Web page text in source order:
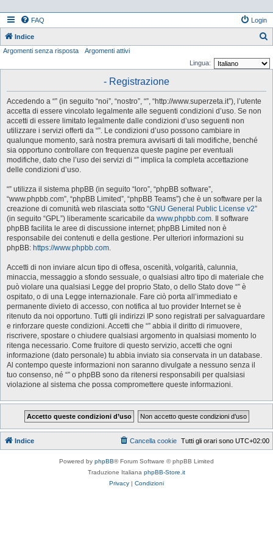
FAQ Login
Indice
Argomenti senza risposta
Argomenti attivi
Lingua:
- Registrazione
Accedendo a “” (in seguito “noi”, “nostro”, “”, “http://www.superzeta.it”), l’utente
accetta di essere vincolato legalmente alle seguenti condizioni d’uso. Se non
accetti di essere limitato legalmente dalle condizioni d’uso seguenti non
utilizzare i servizi offerti da “”. Le condizioni d’uso possono cambiare in
qualunque momento, sarà nostra premura avvisarti di tali modifiche, benché
sia opportuno controllare con frequenza queste pagine per eventuali
modifiche, dato che l’uso dei servizi di “” implica la completa accettazione
delle condizioni d’uso.
“” utilizza il sistema phpBB (in seguito “loro”, “phpBB software”,
“www.phpbb.com”, “phpBB Limited”, “phpBB Teams”) che è un software per la
creazione di comunità web rilasciata sotto “GNU General Public License v2”
(in seguito “GPL”) liberamente scaricabile da www.phpbb.com. Il software
phpBB facilita le aree di discussione internet; phpBB Limited non è
responsabile dei contenuti e della gestione. Per ulteriori informazioni su
phpBB: https://www.phpbb.com.
Accetti di non inviare alcun tipo di offesa, oscenità, volgarità, calunnia,
minaccia, messaggio a sfondo sessuale, o qualsiasi altro tipo di materiale che
può violare una qualsiasi Legge del proprio Stato, o dello Stato dove “” è
ospitato, o di una Legge internazionale. Fare ciò porta all’immediato e
permanente divieto di accesso, con notifica al tuo provider Internet se è
ritenuto da noi opportuno. Tutti gli indirizzi IP sono registrati per salvaguardare
e rinforzare queste condizioni. Accetti che “” abbia il diritto di rimuovere,
riscrivere, spostare o chiudere qualsiasi argomento in qualsiasi momento lo
ritenga necessario. Come fruitore di questo servizio, accetti che ogni
informazione (dato personale) tu abbia inviato sia conservata in un database.
Al contempo queste informazioni non saranno divulgate a nessuno senza il
tuo consenso, né “” o phpBB sono da ritenersi responsabili per qualsiasi
violazione al sistema che possa compromettere queste informazioni.
Indice Tutti gli orari sono UTC+02:00
Cancella cookie
Powered by phpBB® Forum Software © phpBB Limited
Traduzione Italiana phpBB-Store.it
Privacy | Condizioni